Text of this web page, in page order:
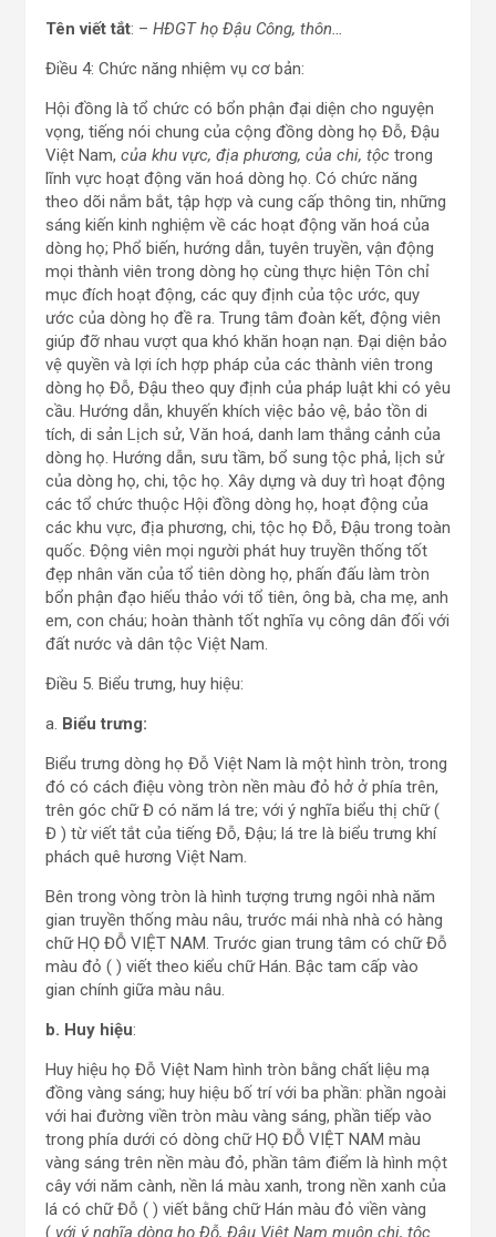
Tên viết tắt: – HĐGT họ Đậu Công, thôn…
Điều 4: Chức năng nhiệm vụ cơ bản:
Hội đồng là tổ chức có bổn phận đại diện cho nguyện
vọng, tiếng nói chung của cộng đồng dòng họ Đỗ, Đậu
Việt Nam, của khu vực, địa phương, của chi, tộc trong
lĩnh vực hoạt động văn hoá dòng họ. Có chức năng
theo dõi nắm bắt, tập hợp và cung cấp thông tin, những
sáng kiến kinh nghiệm về các hoạt động văn hoá của
dòng họ; Phổ biến, hướng dẫn, tuyên truyền, vận động
mọi thành viên trong dòng họ cùng thực hiện Tôn chỉ
mục đích hoạt động, các quy định của tộc ước, quy
ước của dòng họ đề ra. Trung tâm đoàn kết, động viên
giúp đỡ nhau vượt qua khó khăn hoạn nạn. Đại diện bảo
vệ quyền và lợi ích hợp pháp của các thành viên trong
dòng họ Đỗ, Đậu theo quy định của pháp luật khi có yêu
cầu. Hướng dẫn, khuyến khích việc bảo vệ, bảo tồn di
tích, di sản Lịch sử, Văn hoá, danh lam thắng cảnh của
dòng họ. Hướng dẫn, sưu tầm, bổ sung tộc phả, lịch sử
của dòng họ, chi, tộc họ. Xây dựng và duy trì hoạt động
các tổ chức thuộc Hội đồng dòng họ, hoạt động của
các khu vực, địa phương, chi, tộc họ Đỗ, Đậu trong toàn
quốc. Động viên mọi người phát huy truyền thống tốt
đẹp nhân văn của tổ tiên dòng họ, phấn đấu làm tròn
bổn phận đạo hiếu thảo với tổ tiên, ông bà, cha mẹ, anh
em, con cháu; hoàn thành tốt nghĩa vụ công dân đối với
đất nước và dân tộc Việt Nam.
Điều 5. Biểu trưng, huy hiệu:
a. Biểu trưng:
Biểu trưng dòng họ Đỗ Việt Nam là một hình tròn, trong
đó có cách điệu vòng tròn nền màu đỏ hở ở phía trên,
trên góc chữ Đ có năm lá tre; với ý nghĩa biểu thị chữ (
Đ ) từ viết tắt của tiếng Đỗ, Đậu; lá tre là biểu trưng khí
phách quê hương Việt Nam.
Bên trong vòng tròn là hình tượng trưng ngôi nhà năm
gian truyền thống màu nâu, trước mái nhà nhà có hàng
chữ HỌ ĐỖ VIỆT NAM. Trước gian trung tâm có chữ Đỗ
màu đỏ ( ) viết theo kiểu chữ Hán. Bậc tam cấp vào
gian chính giữa màu nâu.
b. Huy hiệu:
Huy hiệu họ Đỗ Việt Nam hình tròn bằng chất liệu mạ
đồng vàng sáng; huy hiệu bố trí với ba phần: phần ngoài
với hai đường viền tròn màu vàng sáng, phần tiếp vào
trong phía dưới có dòng chữ HỌ ĐỖ VIỆT NAM màu
vàng sáng trên nền màu đỏ, phần tâm điểm là hình một
cây với năm cành, nền lá màu xanh, trong nền xanh của
lá có chữ Đỗ ( ) viết bằng chữ Hán màu đỏ viền vàng
( với ý nghĩa dòng họ Đỗ, Đậu Việt Nam muôn chi, tộc